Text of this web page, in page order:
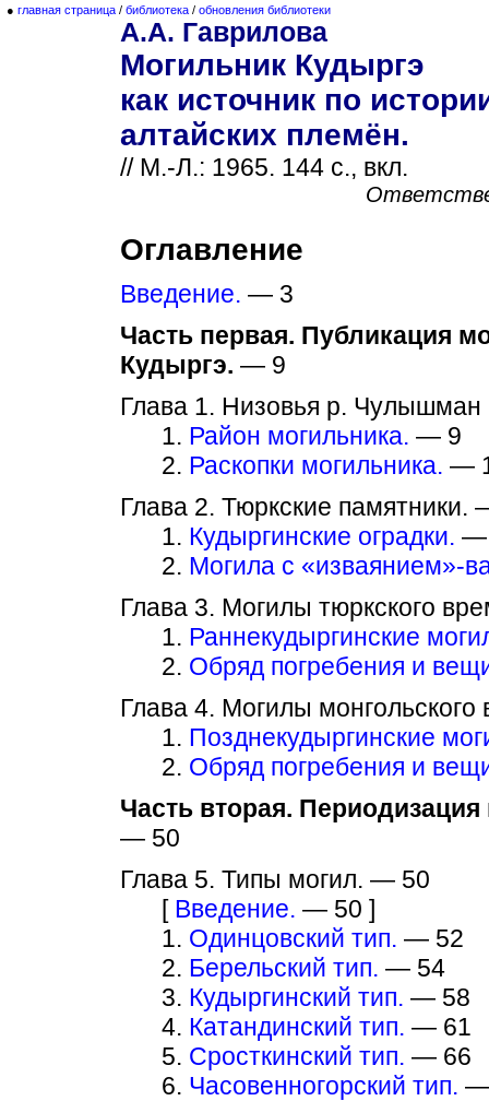
● главная страница / библиотека / обновления библиотеки
А.А. Гаврилова
Могильник Кудыргэ
как источник по
алтайских племён.
// М.-Л.: 1965. 144 с., вкл.
Оглавление
Введение. — 3
Часть первая. Публикация
Кудыргэ. — 9
Глава 1. Низовья р.
1. Район могильника. — 9
2. Раскопки могильника. —
Глава 2. Тюркские памятники.
1. Кудыргинские оградки. —
2. Могила с «изваянием»-
Глава 3. Могилы тюркского
1. Раннекудыргинские
2. Обряд погребения и
Глава 4. Могилы
1. Позднекудыргинские
2. Обряд погребения и
Часть вторая.
— 50
Глава 5. Типы могил. — 50
[ Введение. — 50 ]
1. Одинцовский тип. — 52
2. Берельский тип. — 54
3. Кудыргинский тип. — 58
4. Катандинский тип. — 61
5. Сросткинский тип. — 66
6. Часовенногорский тип. —